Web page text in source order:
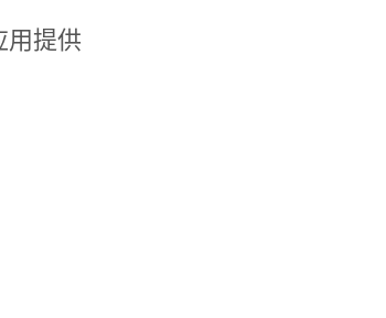
用提供